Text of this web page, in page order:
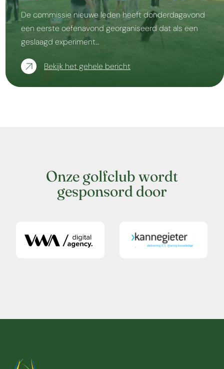
De commissie nieuwe leden heeft donderdagavond
een eerste oefenavond georganiseerd dat als een
geslaagd experiment…
Bekijk het gehele bericht
Onze golfclub wordt
gesponsord door